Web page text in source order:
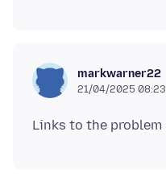
markwarner22
21/04/2025 08:23